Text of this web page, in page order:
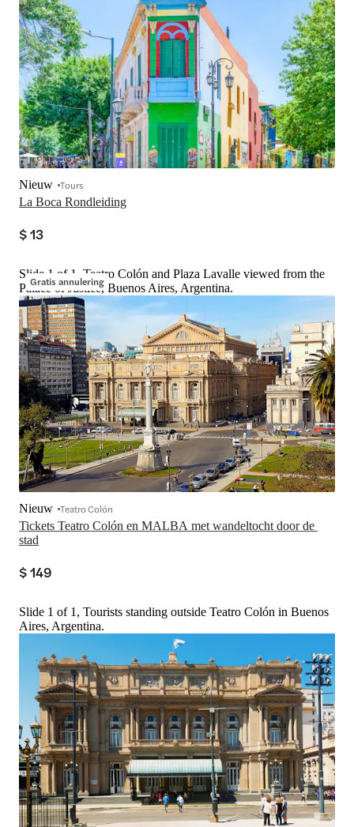
La Boca Rondleiding
Nieuw Tours
$ 13
Gratis annulering
Slide 1 of 1, Teatro Colón and Plaza Lavalle viewed from the
Palace of Justice, Buenos Aires, Argentina.
Tickets Teatro Colón en MALBA met wandeltocht door de
stad
Nieuw Teatro Colón
$ 149
Slide 1 of 1, Tourists standing outside Teatro Colón in Buenos
Aires, Argentina.